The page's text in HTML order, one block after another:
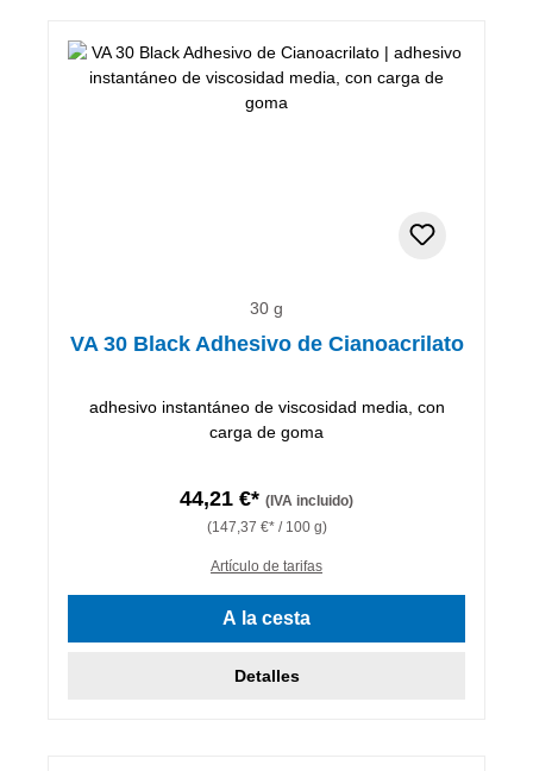
30 g
VA 30 Black Adhesivo de Cianoacrilato
adhesivo instantáneo de viscosidad media, con
carga de goma
44,21 €* (IVA incluido)
(147,37 €* / 100 g)
Artículo de tarifas
A la cesta
Detalles